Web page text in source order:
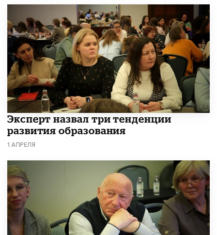
Эксперт назвал три тенденции
развития образования
1 АПРЕЛЯ